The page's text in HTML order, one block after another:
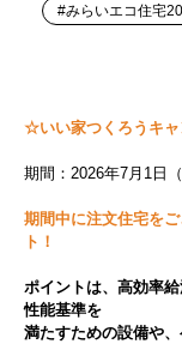
#みらいエコ住宅
☆いい家つくろうキ
期間：2026年7月1日
期間中に注文住宅を
ト！
ポイントは、高効率
性能基準を
満たすための設備や